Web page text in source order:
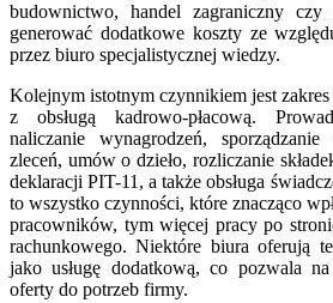
budownictwo, handel zagraniczny czy
generować dodatkowe koszty ze
przez biuro specjalistycznej wiedzy.
Kolejnym istotnym czynnikiem jest
z obsługą kadrowo-płacową.
naliczanie wynagrodzeń,
zleceń, umów o dzieło, rozliczanie
deklaracji PIT-11, a także obsługa
to wszystko czynności, które znacząco
pracowników, tym więcej pracy po
rachunkowego. Niektóre biura oferują
jako usługę dodatkową, co pozwala
oferty do potrzeb firmy.